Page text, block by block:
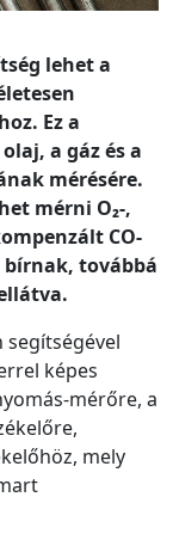
lehet a
Ez a
a gáz és a
mérésére.
mérni O₂-,
CO-
továbbá
képes
mérőre, a
mely